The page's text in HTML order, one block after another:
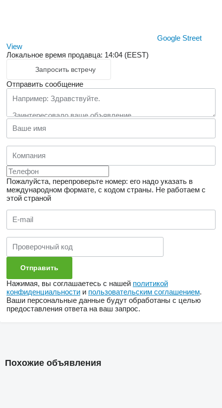
Google Street
View
Локальное время продавца: 14:04 (EEST)
Запросить встречу
Отправить сообщение
Пожалуйста, перепроверьте номер: его надо указать в
международном формате, с кодом страны. Не работаем с
этой страной
Нажимая, вы соглашаетесь с нашей политикой
конфиденциальности и пользовательским соглашением.
Ваши персональные данные будут обработаны с целью
предоставления ответа на ваш запрос.
Похожие объявления